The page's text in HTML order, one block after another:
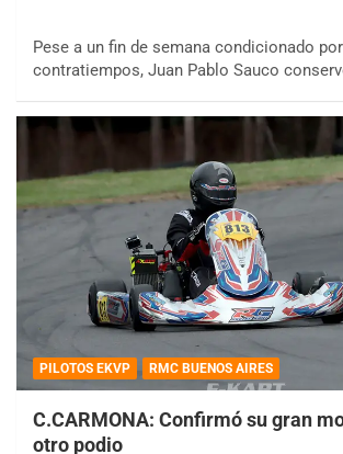
Pese a un fin de semana condicionado
contratiempos, Juan Pablo Sauco
PILOTOS EKVP RMC BUENOS AIRES
C.CARMONA: Confirmó su gran
otro podio